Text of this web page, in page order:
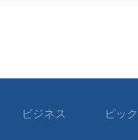
ビジネス ピッ